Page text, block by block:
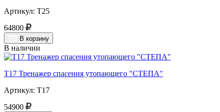
Артикул: Т25
64800
В корзину
В наличии
Т17 Тренажер спасения утопающего "СТЕПА"
Артикул: Т17
54900